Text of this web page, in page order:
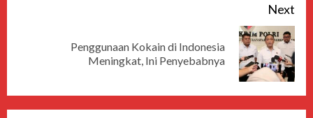
Next
Penggunaan Kokain di Indonesia
Meningkat, Ini Penyebabnya